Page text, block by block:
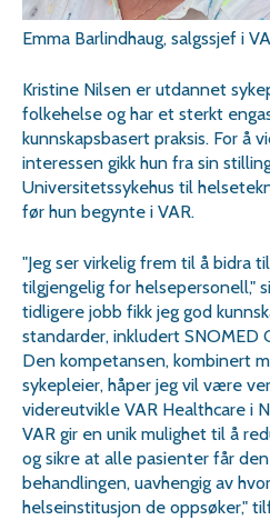
Emma Barlindhaug, salgssjef i
Kristine Nilsen er utdannet
folkehelse og har et sterkt
kunnskapsbasert praksis. For å
interessen gikk hun fra sin
Universitetssykehus til
før hun begynte i VAR.
"Jeg ser virkelig frem til å bidra
tilgjengelig for helsepersonell,"
tidligere jobb fikk jeg god
standarder, inkludert SNOMED
Den kompetansen, kombinert
sykepleier, håper jeg vil være
videreutvikle VAR Healthcare i
VAR gir en unik mulighet til å
og sikre at alle pasienter får
behandlingen, uavhengig av
helseinstitusjon de oppsøker,"